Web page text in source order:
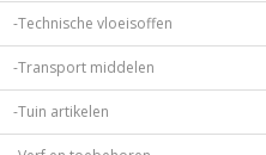
-Technische vloeisoffen
-Transport middelen
-Tuin artikelen